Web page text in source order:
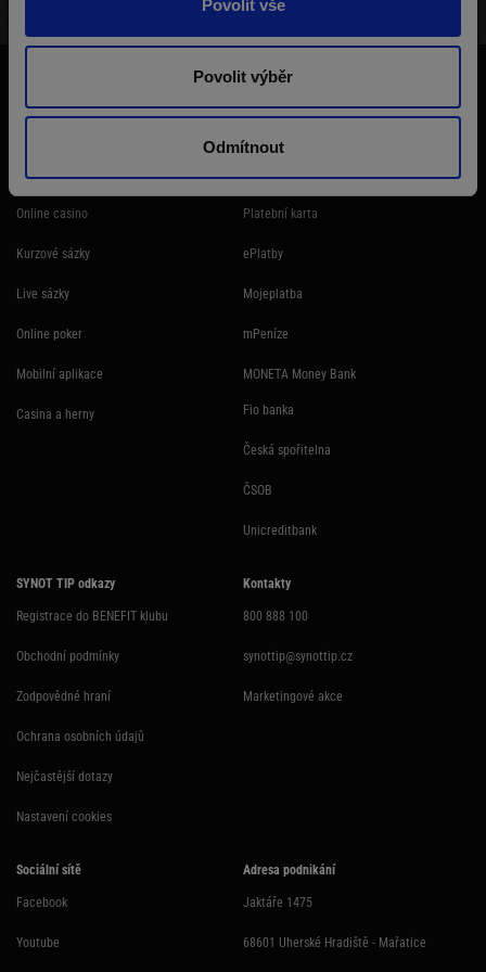
Povolit vše
Povolit výběr
Odmítnout
VÝHERNÍ LISTINA
Účast na hazardní hře může být škodlivá. Ministerstvo financí varuje: Účastí
účastnit osoby mladší 18 let.
SYNOT TIP produkty
Online casino
Kurzové sázky
Live sázky
Online poker
Mobilní aplikace
Casina a herny
Platební metody
Platební karta
ePlatby
Mojeplatba
mPeníze
MONETA Money Bank
Fio banka
Česká spořitelna
ČSOB
Unicreditbank
SYNOT TIP odkazy
Registrace do BENEFIT klubu
Obchodní podmínky
Zodpovědné hraní
Ochrana osobních údajů
Nejčastější dotazy
Nastavení cookies
Kontakty
800 888 100
synottip@synottip.cz
Marketingové akce
Sociální sítě
Facebook
Youtube
Adresa podnikání
Jaktáře 1475
68601 Uherské Hradiště - Mařatice